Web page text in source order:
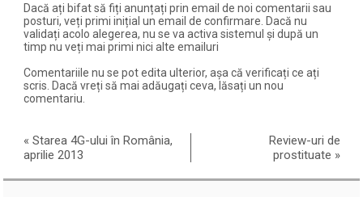
Dacă ați bifat să fiți anunțați prin email de noi comentarii sau
posturi, veți primi inițial un email de confirmare. Dacă nu
validați acolo alegerea, nu se va activa sistemul și după un
timp nu veți mai primi nici alte emailuri
Comentariile nu se pot edita ulterior, așa că verificați ce ați
scris. Dacă vreți să mai adăugați ceva, lăsați un nou
comentariu.
«Starea 4G-ului în România,
aprilie 2013
Review-uri de
prostituate »